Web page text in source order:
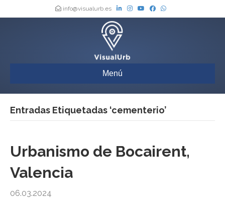
info@visualurb.es
Menú
Entradas Etiquetadas ‘cementerio’
Urbanismo de Bocairent,
Valencia
06.03.2024